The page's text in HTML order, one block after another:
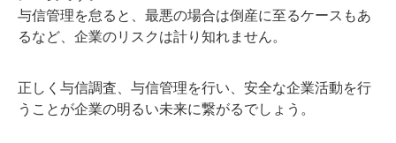
与信管理を怠ると、最悪の場合は倒産に至るケースもあ
るなど、企業のリスクは計り知れません。
正しく与信調査、与信管理を行い、安全な企業活動を行
うことが企業の明るい未来に繋がるでしょう。